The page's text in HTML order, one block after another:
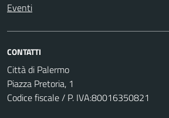
Eventi
CONTATTI
Città di Palermo
Piazza Pretoria, 1
Codice fiscale / P. IVA:80016350821